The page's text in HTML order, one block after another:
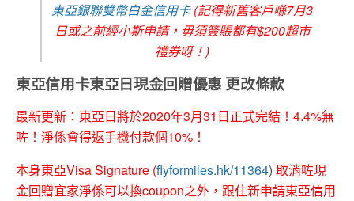
東亞銀聯雙幣白金信用卡(記得新舊客戶喺7月3
日或之前經小斯申請，毋須簽賬都有$200超市
禮券呀！)
東亞信用卡東亞日現金回贈優惠 更改條款
最新更新：東亞日將於2020年3月31日正式完結！4.4%無
咗！淨係會得返手機付款個10%！
本身東亞Visa Signature (flyformiles.hk/11364) 取消咗現
金回贈宜家淨係可以換coupon之外，跟住新申請東亞信用